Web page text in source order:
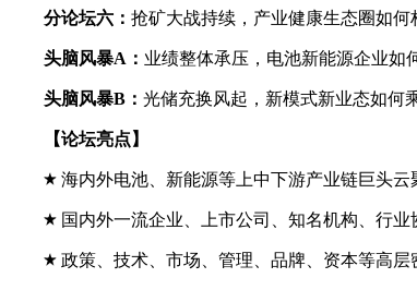
分论坛六 ： 抢矿大战持续，产业健康生态圈如何
头脑风暴A ： 业绩整体承压，电池新能源企业如
头脑风暴B ： 光储充换风起，新模式新业态如何
【论坛亮点】
海内外电池、新能源等上中下游产业链巨头
国内外一流企业、上市公司、知名机构、行
政策、技术、市场、管理、品牌、资本等高